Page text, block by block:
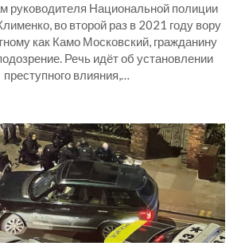
руководителя Национальной полиции
во второй раз в 2021 году вору
как Камо Московский, гражданину
Речь идёт об установлении
преступного влияния,…